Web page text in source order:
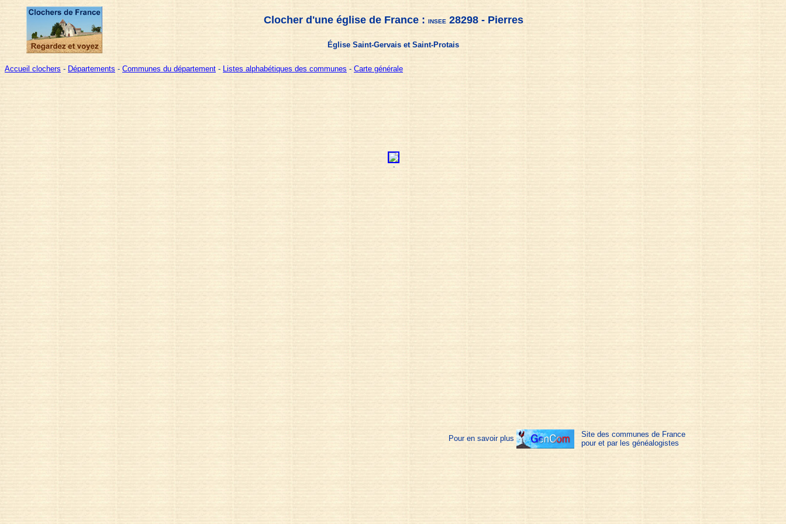
Clocher d'une église de France : INSEE28298 - Pierres
Église Saint-Gervais et Saint-Protais
Accueil clochers - Départements - Communes du département - Listes alphabétiques des communes - Carte générale
-
Pour en savoir plus
Site des communes de France
pour et par les généalogistes